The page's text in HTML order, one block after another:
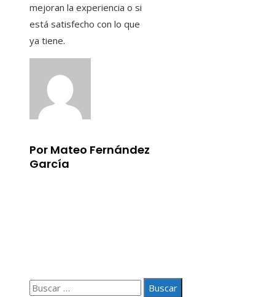
mejoran la experiencia o si
está satisfecho con lo que
ya tiene.
Por Mateo Fernández
García
Buscar: